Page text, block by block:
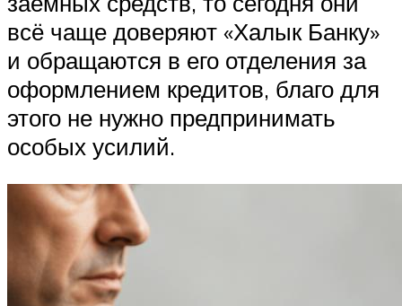
всё чаще доверяют «Халык Банку»
и обращаются в его отделения за
оформлением кредитов, благо для
этого не нужно предпринимать
особых усилий.